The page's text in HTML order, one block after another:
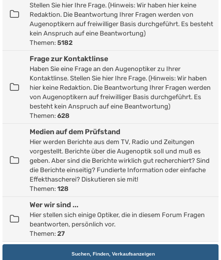
Stellen Sie hier Ihre Frage. (Hinweis: Wir haben hier keine
Redaktion. Die Beantwortung Ihrer Fragen werden von
Augenoptikern auf freiwilliger Basis durchgeführt. Es besteht
kein Anspruch auf eine Beantwortung)
Themen: 5182
Frage zur Kontaktlinse
Haben Sie eine Frage an den Augenoptiker zu Ihrer
Kontaktlinse. Stellen Sie hier Ihre Frage. (Hinweis: Wir haben
hier keine Redaktion. Die Beantwortung Ihrer Fragen werden
von Augenoptikern auf freiwilliger Basis durchgeführt. Es
besteht kein Anspruch auf eine Beantwortung)
Themen: 628
Medien auf dem Prüfstand
Hier werden Berichte aus dem TV, Radio und Zeitungen
vorgestellt. Berichte über die Augenoptik soll und muß es
geben. Aber sind die Berichte wirklich gut recherchiert? Sind
die Berichte einseitig? Fundierte Information oder einfache
Effekthascherei? Diskutieren sie mit!
Themen: 128
Wer wir sind ...
Hier stellen sich einige Optiker, die in diesem Forum Fragen
beantworten, persönlich vor.
Themen: 27
Suchen, Finden, Verkaufsanzeigen